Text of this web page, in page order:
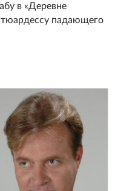
в «Деревне
падающего